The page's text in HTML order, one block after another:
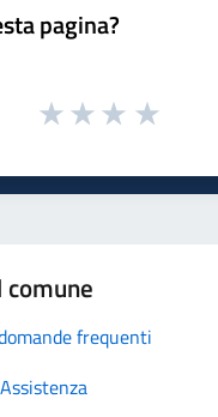
pagina?
frequenti